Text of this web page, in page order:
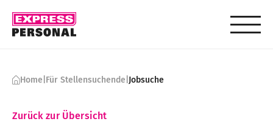
Home|Für Stellensuchende|Jobsuche
Zurück zur Übersicht